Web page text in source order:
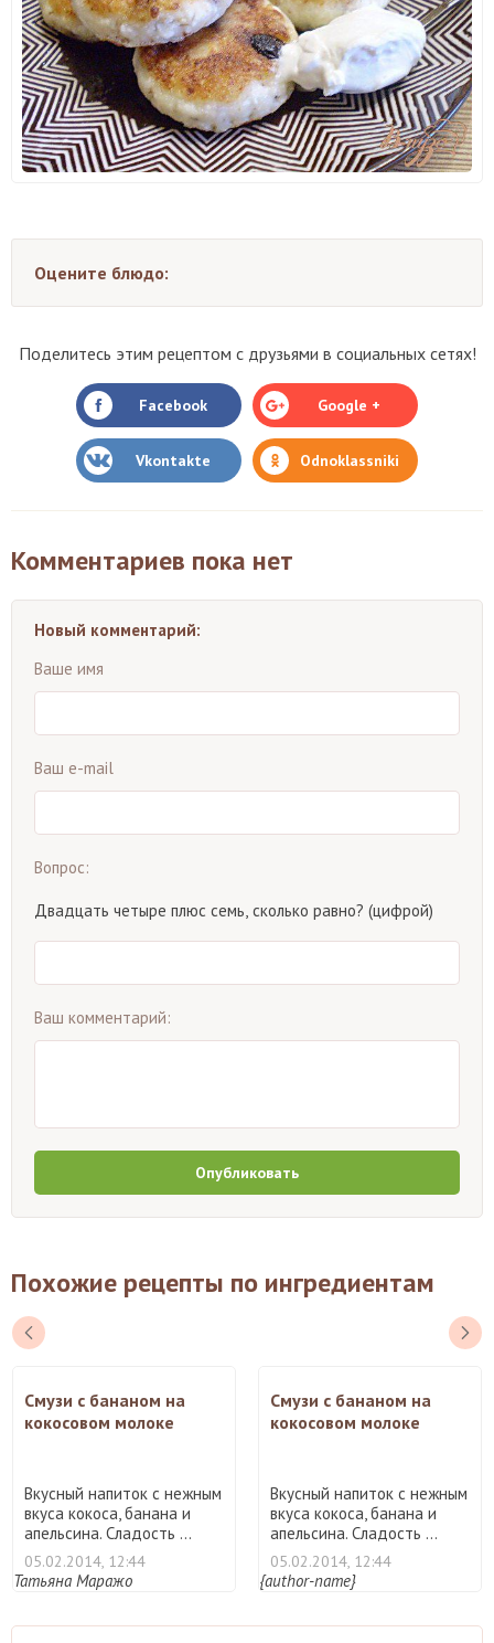
Оцените блюдо:
Поделитесь этим рецептом с друзьями в социальных сетях!
Facebook Google +
Vkontakte Odnoklassniki
Комментариев пока нет
Новый комментарий:
Ваше имя
Ваш e-mail
Вопрос:
Двадцать четыре плюс семь, сколько равно? (цифрой)
Ваш комментарий:
Опубликовать
Похожие рецепты по ингредиентам
Смузи с бананом на
кокосовом молоке
Вкусный напиток с нежным
вкуса кокоса, банана и
апельсина. Сладость ...
05.02.2014, 12:44
Татьяна Маражо
Смузи с бананом на
кокосовом молоке
Вкусный напиток с нежным
вкуса кокоса, банана и
апельсина. Сладость ...
05.02.2014, 12:44
{author-name}